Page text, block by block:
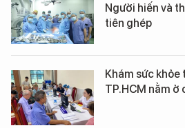
Người hiến và
tiên ghép
Khám sức khỏe
TP.HCM nằm ở